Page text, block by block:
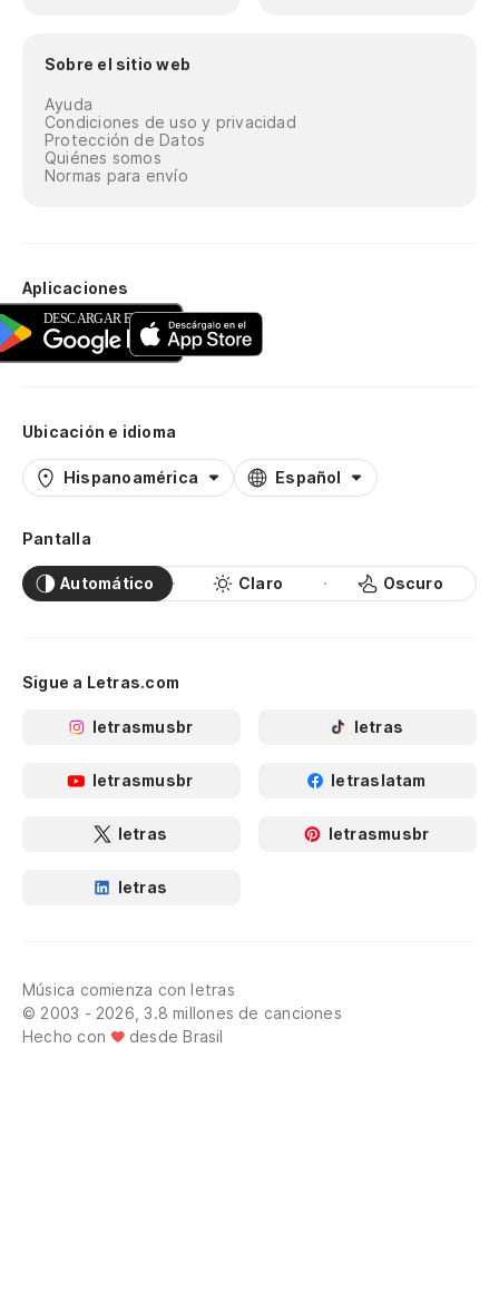
Sobre el sitio web
Ayuda
Condiciones de uso y privacidad
Protección de Datos
Quiénes somos
Normas para envío
Aplicaciones
Ubicación e idioma
Hispanoamérica Español
Pantalla
Automático Claro Oscuro
Sigue a Letras.com
letrasmusbr letras
letrasmusbr letraslatam
letras letrasmusbr
letras
Música comienza con letras
© 2003 - 2026, 3.8 millones de canciones
Hecho con
desde Brasil